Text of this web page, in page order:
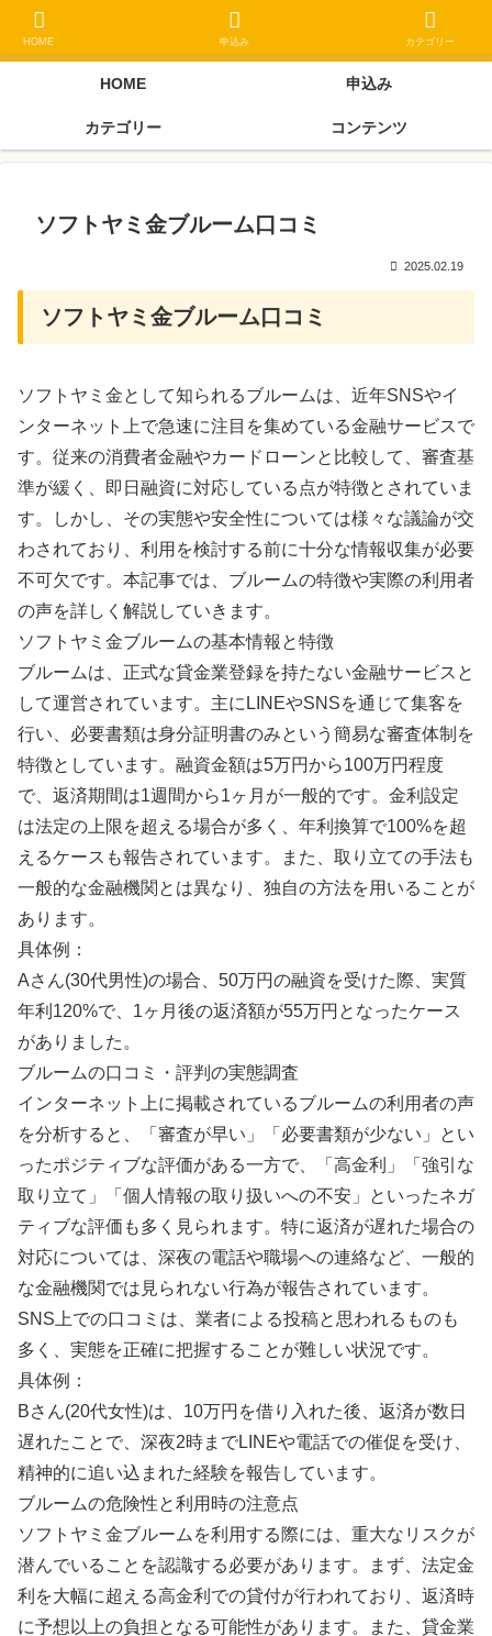
金クローネにご相談ください
HOME 申込み
カテゴリー コンテンツ
ソフトヤミ金ブルーム口コミ
2025.02.19
ソフトヤミ金ブルーム口コミ
ソフトヤミ金として知られるブルームは、近年SNSやイ
ンターネット上で急速に注目を集めている金融サービスで
す。従来の消費者金融やカードローンと比較して、審査基
準が緩く、即日融資に対応している点が特徴とされていま
す。しかし、その実態や安全性については様々な議論が交
わされており、利用を検討する前に十分な情報収集が必要
不可欠です。本記事では、ブルームの特徴や実際の利用者
の声を詳しく解説していきます。
ソフトヤミ金ブルームの基本情報と特徴
ブルームは、正式な貸金業登録を持たない金融サービスと
して運営されています。主にLINEやSNSを通じて集客を
行い、必要書類は身分証明書のみという簡易な審査体制を
特徴としています。融資金額は5万円から100万円程度
で、返済期間は1週間から1ヶ月が一般的です。金利設定
は法定の上限を超える場合が多く、年利換算で100%を超
えるケースも報告されています。また、取り立ての手法も
一般的な金融機関とは異なり、独自の方法を用いることが
あります。
具体例：
Aさん(30代男性)の場合、50万円の融資を受けた際、実質
年利120%で、1ヶ月後の返済額が55万円となったケース
がありました。
ブルームの口コミ・評判の実態調査
インターネット上に掲載されているブルームの利用者の声
を分析すると、「審査が早い」「必要書類が少ない」とい
ったポジティブな評価がある一方で、「高金利」「強引な
取り立て」「個人情報の取り扱いへの不安」といったネガ
ティブな評価も多く見られます。特に返済が遅れた場合の
対応については、深夜の電話や職場への連絡など、一般的
な金融機関では見られない行為が報告されています。
SNS上での口コミは、業者による投稿と思われるものも
多く、実態を正確に把握することが難しい状況です。
具体例：
Bさん(20代女性)は、10万円を借り入れた後、返済が数日
遅れたことで、深夜2時までLINEや電話での催促を受け、
精神的に追い込まれた経験を報告しています。
ブルームの危険性と利用時の注意点
ソフトヤミ金ブルームを利用する際には、重大なリスクが
潜んでいることを認識する必要があります。まず、法定金
利を大幅に超える高金利での貸付が行われており、返済時
に予想以上の負担となる可能性があります。また、貸金業
HOME 申込み カテゴリー